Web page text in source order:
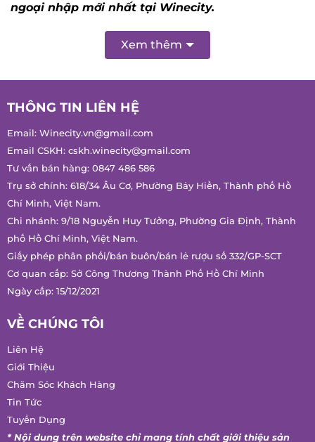
ngoại nhập mới nhất tại Winecity.
Xem thêm
THÔNG TIN LIÊN HỆ
Email: Winecity.vn@gmail.com
Email CSKH: cskh.winecity@gmail.com
Tư vấn bán hàng: 0847 486 586
Trụ sở chính: 618/34 Âu Cơ, Phường Bảy Hiền, Thành phố Hồ
Chí Minh, Việt Nam.
Chi nhánh: 9/18 Nguyễn Huy Tưởng, Phường Gia Định, Thành
phố Hồ Chí Minh, Việt Nam.
Giấy phép phân phối/bán buôn/bán lẻ rượu số 332/GP-SCT
Cơ quan cấp: Sở Công Thương Thành Phố Hồ Chí Minh
Ngày cấp: 15/12/2021
VỀ CHÚNG TÔI
Liên Hệ
Giới Thiệu
Chăm Sóc Khách Hàng
Tin Tức
Tuyển Dụng
* Nội dung trên website chỉ mang tính chất giới thiệu sản